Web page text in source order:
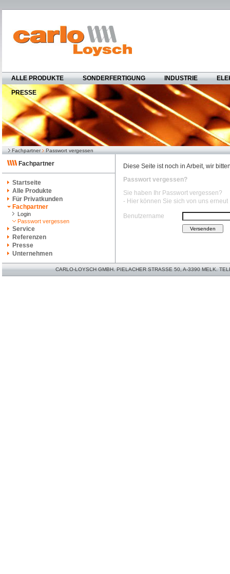
ALLE PRODUKTE SONDERFERTIGUNG INDUSTRIE
PRESSE
Fachpartner Passwort vergessen
Fachpartner
Startseite
Alle Produkte
Für Privatkunden
Fachpartner
Login
Passwort vergessen
Service
Referenzen
Presse
Unternehmen
Diese Seite ist noch in Arbeit, wir
Passwort vergessen?
Sie haben Ihr Passwort vergessen?
- Hier können Sie sich von uns
Benutzername
CARLO-LOYSCH GMBH. PIELACHER STRASSE 50, A-3390 MELK.